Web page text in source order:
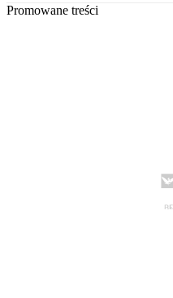
Promowane treści